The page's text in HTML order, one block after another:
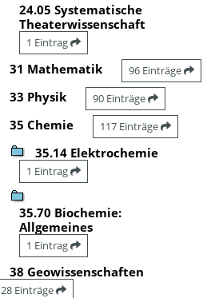
24.05 Systematische
Theaterwissenschaft
1 Eintrag
31 Mathematik 96 Einträge
33 Physik 90 Einträge
35 Chemie 117 Einträge
35.14 Elektrochemie
1 Eintrag
35.70 Biochemie:
Allgemeines
1 Eintrag
38 Geowissenschaften
28 Einträge